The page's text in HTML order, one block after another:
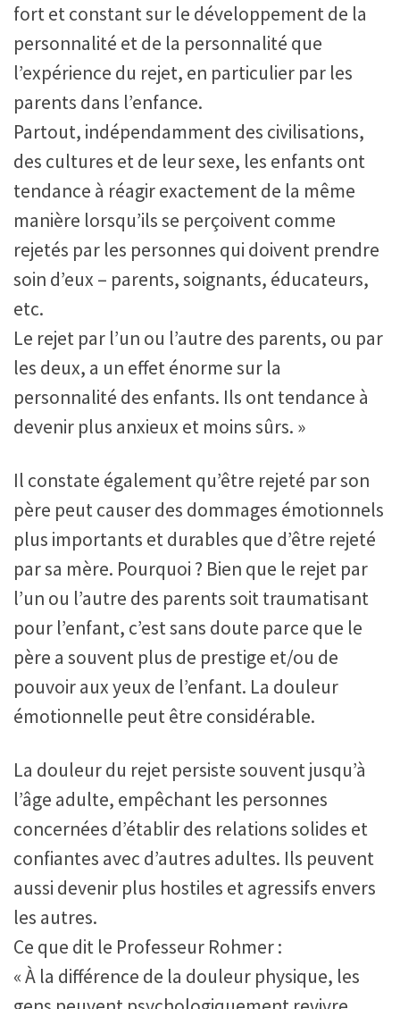
fort et constant sur le développement de la
personnalité et de la personnalité que
l’expérience du rejet, en particulier par les
parents dans l’enfance.
Partout, indépendamment des civilisations,
des cultures et de leur sexe, les enfants ont
tendance à réagir exactement de la même
manière lorsqu’ils se perçoivent comme
rejetés par les personnes qui doivent prendre
soin d’eux – parents, soignants, éducateurs,
etc.
Le rejet par l’un ou l’autre des parents, ou par
les deux, a un effet énorme sur la
personnalité des enfants. Ils ont tendance à
devenir plus anxieux et moins sûrs. »
Il constate également qu’être rejeté par son
père peut causer des dommages émotionnels
plus importants et durables que d’être rejeté
par sa mère. Pourquoi ? Bien que le rejet par
l’un ou l’autre des parents soit traumatisant
pour l’enfant, c’est sans doute parce que le
père a souvent plus de prestige et/ou de
pouvoir aux yeux de l’enfant. La douleur
émotionnelle peut être considérable.
La douleur du rejet persiste souvent jusqu’à
l’âge adulte, empêchant les personnes
concernées d’établir des relations solides et
confiantes avec d’autres adultes. Ils peuvent
aussi devenir plus hostiles et agressifs envers
les autres.
Ce que dit le Professeur Rohmer :
« À la différence de la douleur physique, les